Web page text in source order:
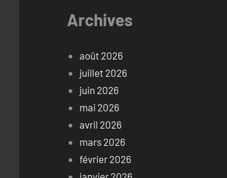
Archives
août 2026
juillet 2026
juin 2026
mai 2026
avril 2026
mars 2026
février 2026